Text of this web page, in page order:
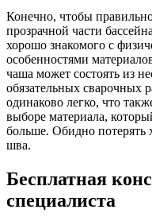
Конечно, чтобы
прозрачной части
хорошо знакомого с
особенностями
чаша может состоять из
обязательных сварочных
одинаково легко, что
выборе материала,
больше. Обидно потерять
шва.
Бесплатная
специалиста